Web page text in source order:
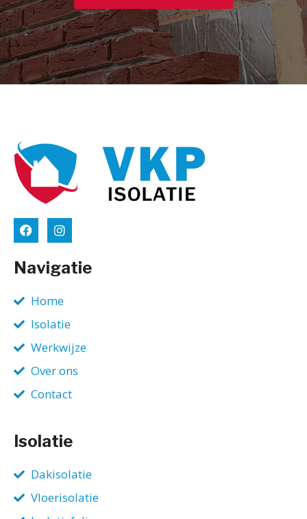
Navigatie
Home
Isolatie
Werkwijze
Over ons
Contact
Isolatie
Dakisolatie
Vloerisolatie